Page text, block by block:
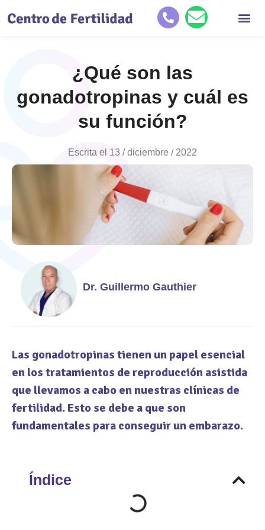
¿Qué son las
gonadotropinas y cuál es
su función?
Escrita el 13 / diciembre / 2022
Dr. Guillermo Gauthier
Las gonadotropinas tienen un papel esencial
en los tratamientos de reproducción asistida
que llevamos a cabo en nuestras clínicas de
fertilidad. Esto se debe a que son
fundamentales para conseguir un embarazo.
Índice